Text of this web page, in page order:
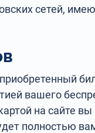
сетей,
вашего
на сайте
полностью